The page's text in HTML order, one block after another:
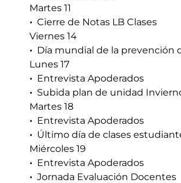
Martes 11
Cierre de Notas LB Clases
Viernes 14
Día mundial de la prevención
Lunes 17
Entrevista Apoderados
Subida plan de unidad
Martes 18
Entrevista Apoderados
Último día de clases
Miércoles 19
Entrevista Apoderados
Jornada Evaluación Docentes